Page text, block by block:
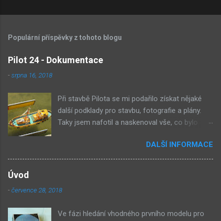
Populární příspěvky z tohoto blogu
Pilot 24 - Dokumentace
-srpna 16, 2018
Při stavbě Pilota se mi podařilo získat nějaké
další podklady pro stavbu, fotografie a plány.
Taky jsem nafotil a naskenoval vše, co bylo
odkazy do fotogalerie, kde je vše ke stažení.
Fotografie Pilot 25 zajíždí do doku (MiČR Naviga
na pařezu , vysílač Graupner MC-12 (MiČR
bodování (ME Naviga NS 2006 - Glowno, 4.
DALŠÍ INFORMACE
Úvod
-července 28, 2018
Ve fázi hledání vhodného prvního modelu pro